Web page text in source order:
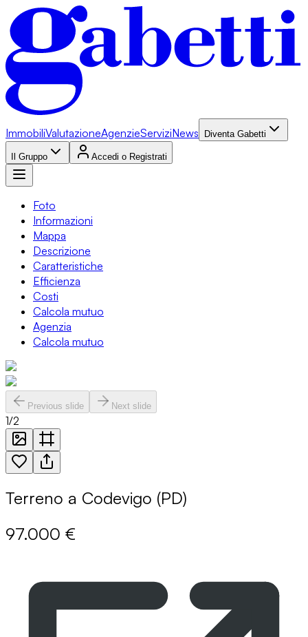
ImmobiliValutazioneAgenzieServiziNews Diventa Gabetti
Il Gruppo Accedi o Registrati
Foto
Informazioni
Mappa
Descrizione
Caratteristiche
Efficienza
Costi
Calcola mutuo
Agenzia
Calcola mutuo
Previous slide Next slide
1/2
Terreno a Codevigo (PD)
97.000 €